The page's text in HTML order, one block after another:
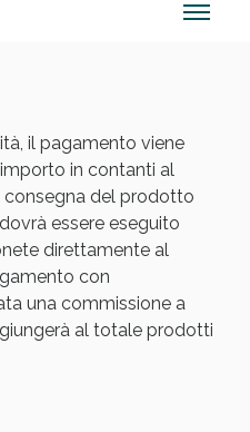
il pagamento viene
in contanti al
del prodotto
essere eseguito
direttamente al
con
una commissione a
al totale prodotti
fino al 45% oggi!
fino al 55% valido